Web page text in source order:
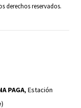
derechos reservados.
PAGA, Estación